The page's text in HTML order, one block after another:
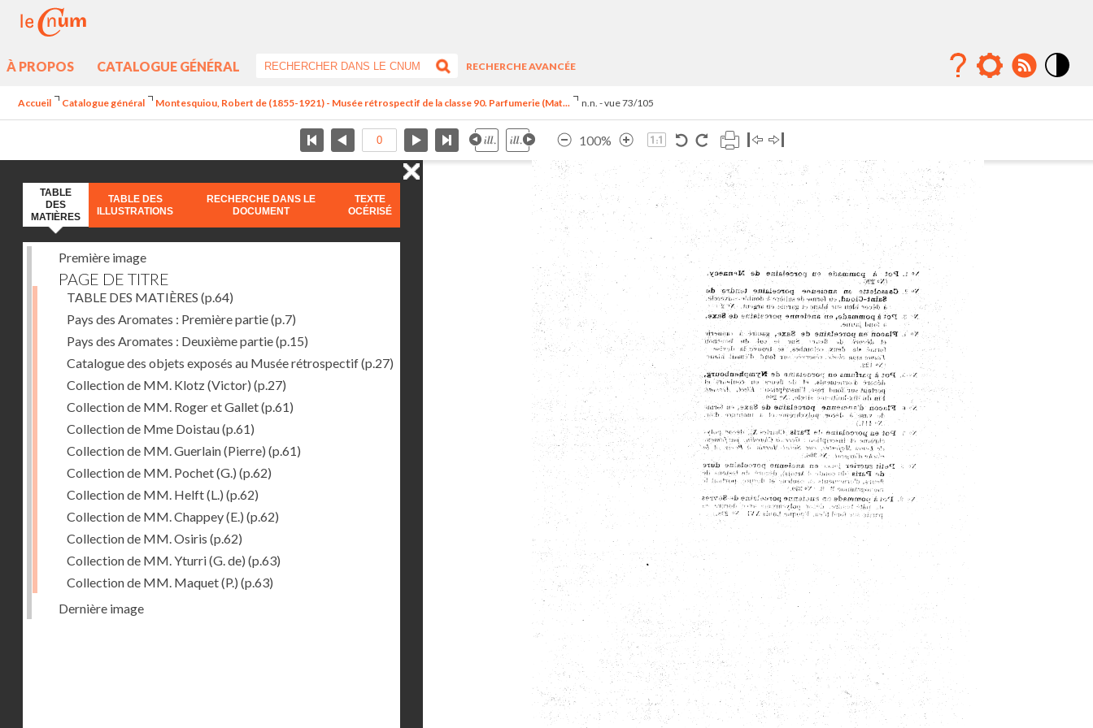
À PROPOS CATALOGUE GÉNÉRAL
RECHERCHE AVANCÉE
Accueil Catalogue général Montesquiou, Robert de (1855-1921) - Musée rétrospectif de la classe 90. Parfumerie (Mat... n.n. - vue 73/105
100%
TABLE
DES
MATIÈRES
TABLE DES
ILLUSTRATIONS
RECHERCHE DANS LE
DOCUMENT
TEXTE
OCÉRISÉ
Première image
PAGE DE TITRE
TABLE DES MATIÈRES (p.64)
Pays des Aromates : Première partie(p.7)
Pays des Aromates : Deuxième partie(p.15)
Catalogue des objets exposés au Musée rétrospectif(p.27)
Collection de MM. Klotz (Victor) (p.27)
Collection de MM. Roger et Gallet(p.61)
Collection de Mme Doistau(p.61)
Collection de MM. Guerlain (Pierre) (p.61)
Collection de MM. Pochet (G.) (p.62)
Collection de MM. Helft (L.) (p.62)
Collection de MM. Chappey (E.) (p.62)
Collection de MM. Osiris (p.62)
Collection de MM. Yturri (G. de) (p.63)
Collection de MM. Maquet (P.) (p.63)
Dernière image